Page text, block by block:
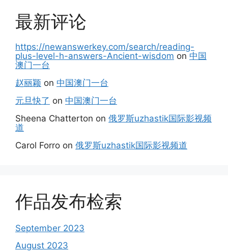
最新评论
https://newanswerkey.com/search/reading-
plus-level-h-answers-Ancient-wisdom on 中国
澳门一台
赵丽颖 on 中国澳门一台
元旦快了 on 中国澳门一台
Sheena Chatterton on 俄罗斯uzhastik国际影视频
道
Carol Forro on 俄罗斯uzhastik国际影视频道
作品发布检索
September 2023
August 2023